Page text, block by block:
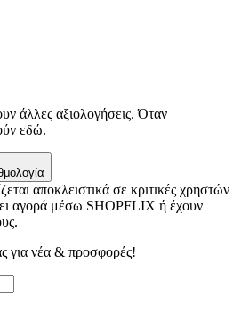
μας. Εμείς και οι 1022 συνεργάτες
τεχνολογία όπως cookies
να έχουμε πρόσβαση σε πληροφορίες
την προβολή εξατομικευμένων
την καλύτερη εικόνα του κοινού
Επίσης, κοινοποιούμε
από μέρους σας χρήση της
μέσων κοινωνικής
και ανάλυσης.
άλλες αξιολογήσεις. Όταν
εδώ.
αποκλειστικά σε κριτικές χρηστών
αγορά μέσω SHOPFLIX ή έχουν
για νέα & προσφορές!